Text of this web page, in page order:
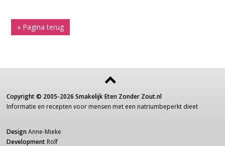
« Pagina terug
Copyright © 2005-2026 Smakelijk Eten Zonder Zout.nl
Informatie en recepten voor mensen met een natriumbeperkt dieet
Design Anne-Mieke
Development Rolf